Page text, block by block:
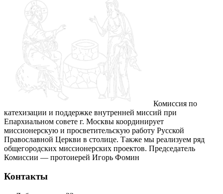
Комиссия по
катехизации и поддержке внутренней миссий при
Епархиальном совете г. Москвы координирует
миссионерскую и просветительскую работу Русской
Православной Церкви в столице. Также мы реализуем ряд
общегородских миссионерских проектов. Председатель
Комиссии — протоиерей Игорь Фомин
Контакты